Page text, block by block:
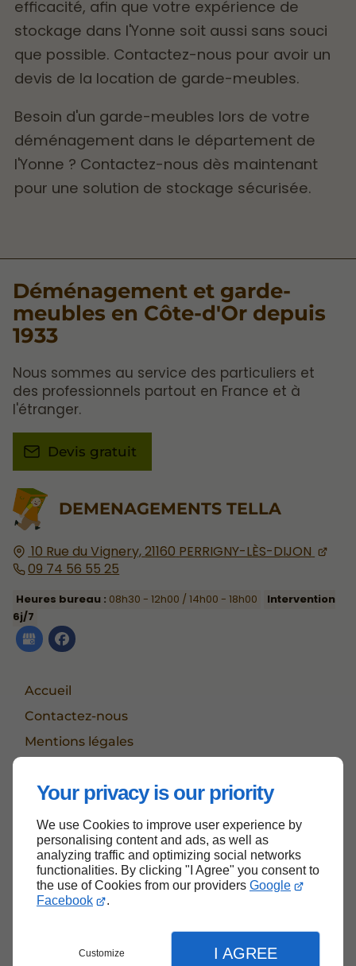
Your privacy is our priority
We use Cookies to improve user experience by
personalising content and ads, as well as
analyzing traffic and optimizing social networks
functionalities. By clicking "I Agree" you consent to
the use of Cookies from our providers Google
Facebook
.
Customize I AGREE
efficacité, afin que votre expérience de
stockage dans l'Yonne soit aussi sans souci
que possible. Contactez-nous pour avoir un
devis de la location de garde-meubles.
Besoin d'un garde-meubles lors de votre
déménagement dans le département de
l'Yonne ? Contactez-nous dès maintenant
pour une solution de stockage sécurisée.
DEMENAGEMENTS TELLA
10 Rue du Vignery,21160 PERRIGNY-LÈS-DIJON
09 74 56 55 25
Heures bureau : 08h30 - 12h00 / 14h00 - 18h00
Intervention
6j/7
Accueil
Contactez-nous
Mentions légales
Déménagement et garde-
meubles en Côte-d'Or depuis
1933
Nous sommes au service des particuliers et
des professionnels partout en France et à
l'étranger.
Devis gratuit
Haut de page